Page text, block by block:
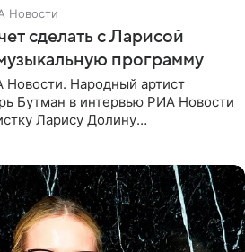
Новости
сделать с Ларисой
программу
Народный артист
Бутман в интервью РИА Новости
Ларису Долину